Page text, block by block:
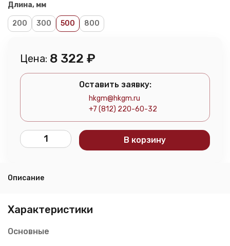
Длина, мм
200 300 500 800
Цена: 8 322 ₽
Оставить заявку:
hkgm@hkgm.ru
+7 (812) 220-60-32
В корзину
Описание
Характеристики
Основные